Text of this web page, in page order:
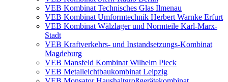
VEB Kombinat Technisches Glas Ilmenau
VEB Kombinat Umformtechnik Herbert Warnke Erfurt
VEB Kombinat Wälzlager und Normteile Karl-Marx-
Stadt
VEB Kraftverkehrs- und Instandsetzungs-Kombinat
Magdeburg
VEB Mansfeld Kombinat Wilhelm Pieck
VEB Metalleichtbaukombinat Leipzig